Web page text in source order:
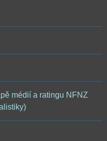
médií a ratingu NFNZ